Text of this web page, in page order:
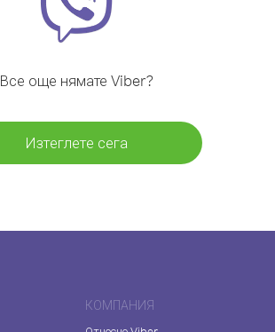
Все още нямате Viber?
Изтеглете сега
КОМПАНИЯ